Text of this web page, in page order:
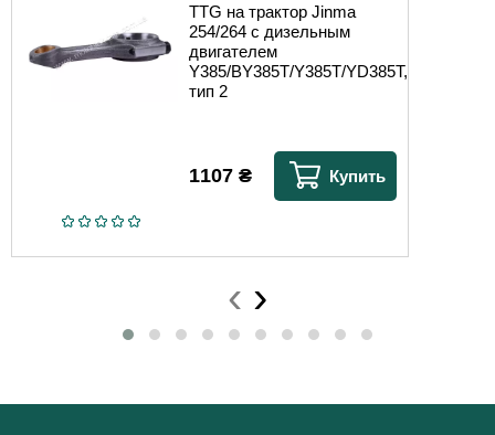
TTG на трактор Jinma
254/264 с дизельным
двигателем
Y385/BY385T/Y385T/YD385T,
тип 2
1107 ₴ Купить
‹ ›